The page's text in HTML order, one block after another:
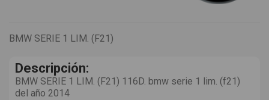
BMW SERIE 1 LIM. (F21)
Descripción:
BMW SERIE 1 LIM. (F21) 116D. bmw serie 1 lim. (f21)
del año 2014